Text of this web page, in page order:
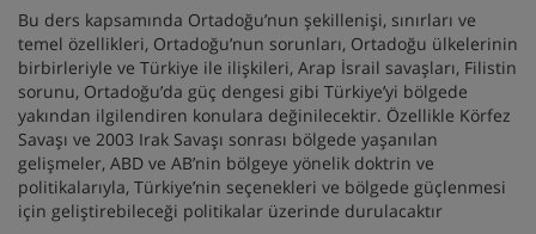
Bu ders kapsamında Ortadoğu’nun şekillenişi, sınırları ve
temel özellikleri, Ortadoğu’nun sorunları, Ortadoğu ülkelerinin
birbirleriyle ve Türkiye ile ilişkileri, Arap İsrail savaşları, Filistin
sorunu, Ortadoğu’da güç dengesi gibi Türkiye’yi bölgede
yakından ilgilendiren konulara değinilecektir. Özellikle Körfez
Savaşı ve 2003 Irak Savaşı sonrası bölgede yaşanılan
gelişmeler, ABD ve AB’nin bölgeye yönelik doktrin ve
politikalarıyla, Türkiye’nin seçenekleri ve bölgede güçlenmesi
için geliştirebileceği politikalar üzerinde durulacaktır